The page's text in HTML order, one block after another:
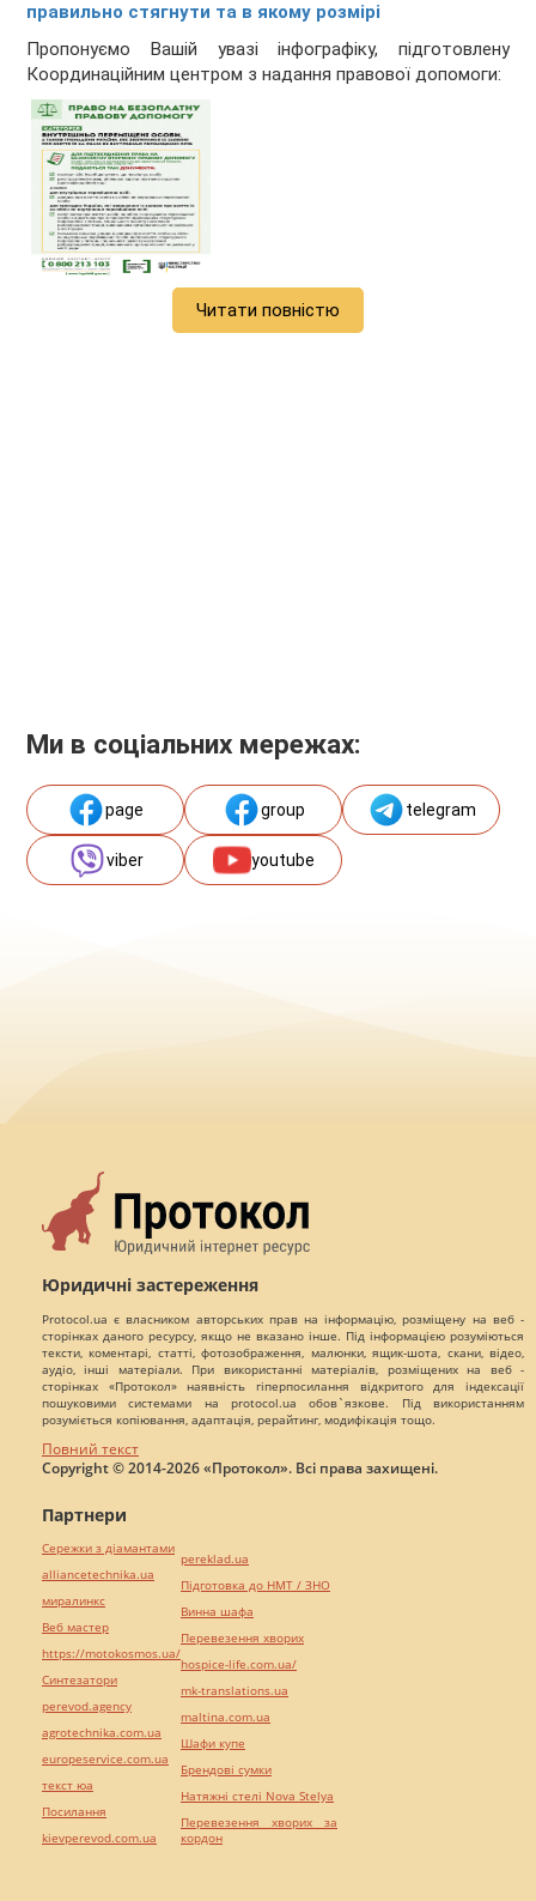
правильно стягнути та в якому розмірі
Пропонуємо Вашій увазі інфографіку, підготовлену
Координаційним центром з надання правової допомоги:
Читати повністю
Ми в соціальних мережах:
page group telegram
viber youtube
Юридичні застереження
Protocol.ua є власником авторських прав на інформацію, розміщену на веб -
сторінках даного ресурсу, якщо не вказано інше. Під інформацією розуміються
тексти, коментарі, статті, фотозображення, малюнки, ящик-шота, скани, відео,
аудіо, інші матеріали. При використанні матеріалів, розміщених на веб -
сторінках «Протокол» наявність гіперпосилання відкритого для індексації
пошуковими системами на protocol.ua обов`язкове. Під використанням
розуміється копіювання, адаптація, рерайтинг, модифікація тощо.
Повний текст
Copyright © 2014-2026 «Протокол». Всі права захищені.
Партнери
Сережки з діамантами
alliancetechnika.ua
миралинкс
Веб мастер
https://motokosmos.ua/
Синтезатори
perevod.agency
agrotechnika.com.ua
europeservice.com.ua
текст юа
Посилання
kievperevod.com.ua
pereklad.ua
Підготовка до НМТ / ЗНО
Винна шафа
Перевезення хворих
hospice-life.com.ua/
mk-translations.ua
maltina.com.ua
Шафи купе
Брендові сумки
Натяжні стелі Nova Stelya
Перевезення хворих за
кордон